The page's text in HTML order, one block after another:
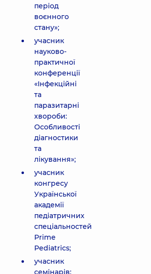
період
воєнного
стану»;
учасник
науково-
практичної
конференції
«Інфекційні
та
паразитарні
хвороби:
Особливості
діагностики
та
лікування»;
учасник
конгресу
Української
академії
педіатричних
спеціальностей
Prime
Pediatrics;
учасник
семінарів: